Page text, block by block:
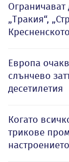
„Тракия“,
Европа
слънчево
десетилетия
Когато
трикове